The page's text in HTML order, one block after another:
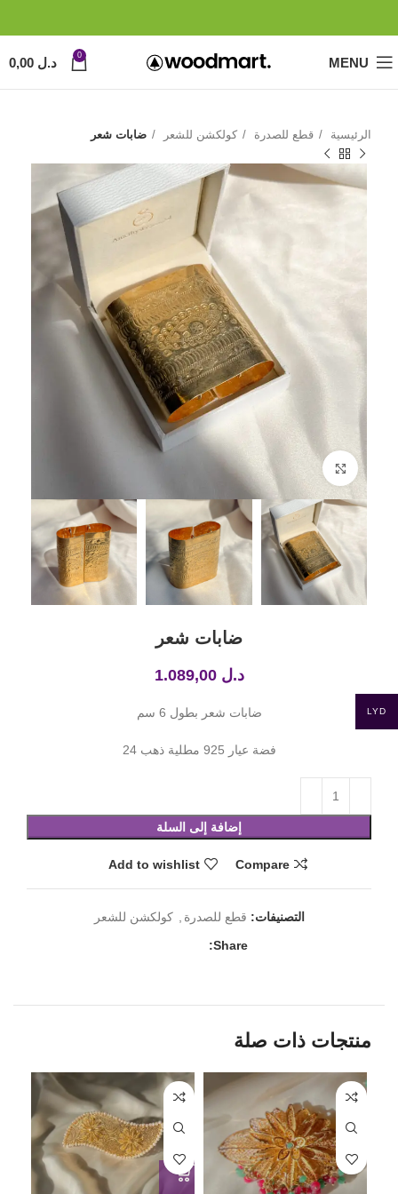
MENU
0 د.ل
الرئيسية قطع للصدرة كولكشن للشعر ضابات شعر
Click to enlarge
ضابات شعر
د.ل 1.089,00
ضابات شعر بطول 6 سم
فضة عيار 925 مطلية ذهب 24
إضافة إلى السلة
Compare
Add to wishlist
التصنيفات: قطع للصدرة , كولكشن للشعر
Share:
منتجات ذات صلة
LYD